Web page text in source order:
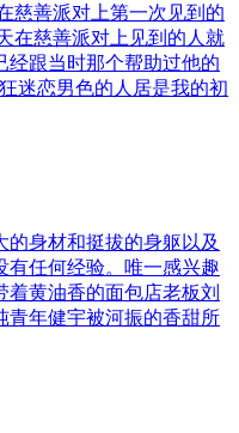
慈善派对上第一次见到的
在慈善派对上见到的人就
经跟当时那个帮助过他的
迷恋男色的人居是我的初
的身材和挺拔的身躯以及
有任何经验。唯一感兴趣
黄油香的面包店老板刘
青年健宇被河振的香甜所